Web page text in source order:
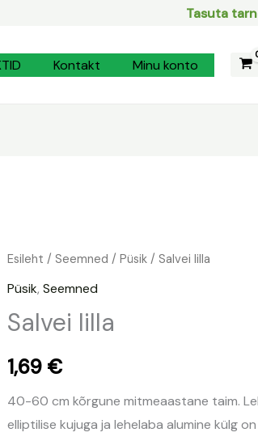
Tasuta
Kontakt Minu konto
Esileht / Seemned /Püsik / Salvei lilla
Püsik,Seemned
Salvei lilla
1,69 €
40-60 cm kõrgune mitmeaastane taim.
elliptilise kujuga ja lehelaba alumine külg
Salvei
lilla